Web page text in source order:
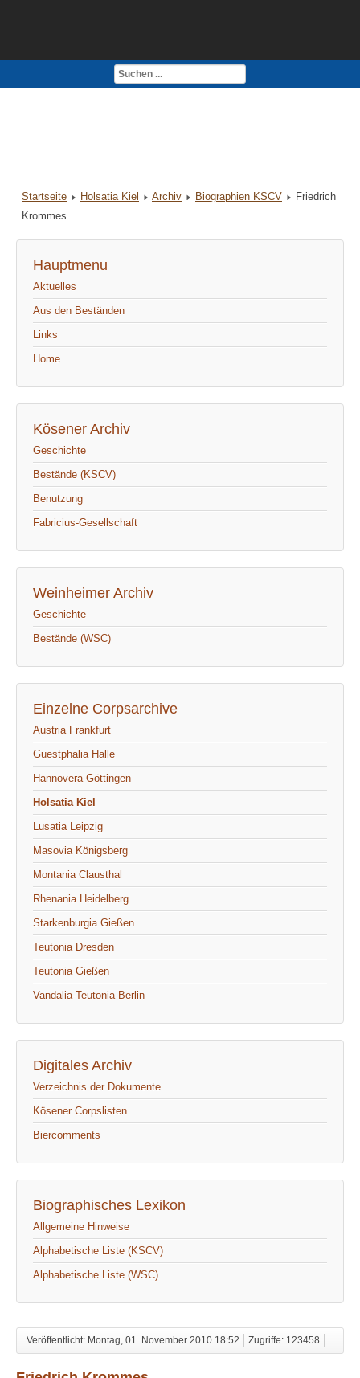
Impressum
Startseite Holsatia Kiel Archiv Biographien KSCV
Friedrich
Krommes
Hauptmenu
Aktuelles
Aus den Beständen
Links
Home
Kösener Archiv
Geschichte
Bestände (KSCV)
Benutzung
Fabricius-Gesellschaft
Weinheimer Archiv
Geschichte
Bestände (WSC)
Einzelne Corpsarchive
Austria Frankfurt
Guestphalia Halle
Hannovera Göttingen
Holsatia Kiel
Lusatia Leipzig
Masovia Königsberg
Montania Clausthal
Rhenania Heidelberg
Starkenburgia Gießen
Teutonia Dresden
Teutonia Gießen
Vandalia-Teutonia Berlin
Digitales Archiv
Verzeichnis der Dokumente
Kösener Corpslisten
Biercomments
Biographisches Lexikon
Allgemeine Hinweise
Alphabetische Liste (KSCV)
Alphabetische Liste (WSC)
Veröffentlicht: Montag, 01. November 2010 18:52 Zugriffe: 123458